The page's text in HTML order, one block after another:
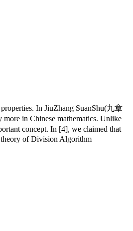
In JiuZhang SuanShu(九章
in Chinese mathematics. Unlike
concept. In [4], we claimed that
theory of Division Algorithm